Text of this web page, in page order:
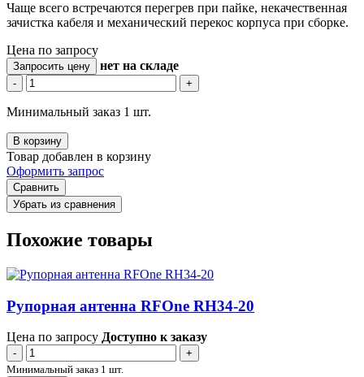
Чаще всего встречаются перегрев при пайке, некачественная
зачистка кабеля и механический перекос корпуса при сборке.
Цена по запросу
Запросить цену нет на складе
- +
Минимальный заказ 1 шт.
В корзину
Товар добавлен в корзину
Оформить запрос
Сравнить
Убрать из сравнения
Похожие товары
Рупорная антенна RFOne RH34-20
Цена по запросу Доступно к заказу
-
+
Минимальный заказ 1 шт.